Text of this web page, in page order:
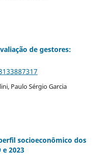
de gestores:
Paulo Sérgio Garcia
socioeconômico dos
2023